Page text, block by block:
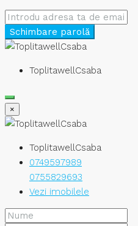
Schimbare parolă
ToplitawellCsaba
×
ToplitawellCsaba
0749597989
0755829693
Vezi imobilele